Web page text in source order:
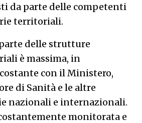
da parte delle competenti
territoriali.
delle strutture
è massima, in
con il Ministero,
di Sanità e le altre
nazionali e internazionali.
monitorata e